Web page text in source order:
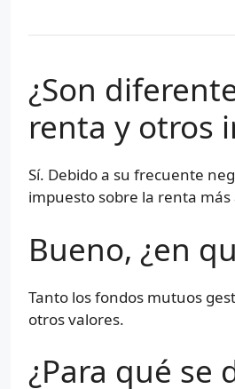
¿Son
renta y otros
Sí. Debido a su frecuente
impuesto sobre la renta
Bueno, ¿en
Tanto los fondos mutuos
otros valores.
¿Para qué